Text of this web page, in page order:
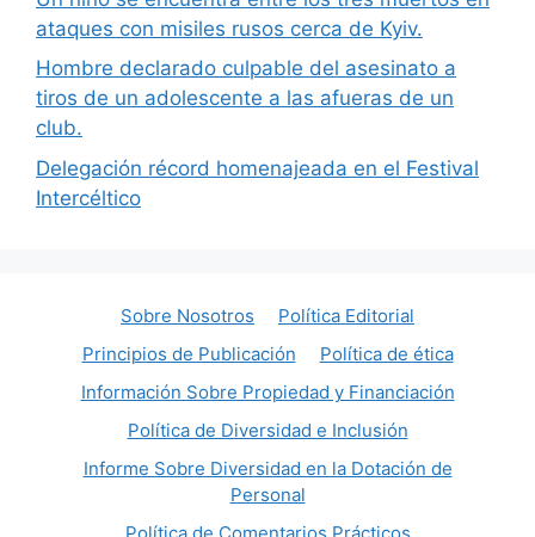
ataques con misiles rusos cerca de Kyiv.
Hombre declarado culpable del asesinato a
tiros de un adolescente a las afueras de un
club.
Delegación récord homenajeada en el Festival
Intercéltico
Sobre Nosotros
Política Editorial
Principios de Publicación
Política de ética
Información Sobre Propiedad y Financiación
Política de Diversidad e Inclusión
Informe Sobre Diversidad en la Dotación de
Personal
Política de Comentarios Prácticos